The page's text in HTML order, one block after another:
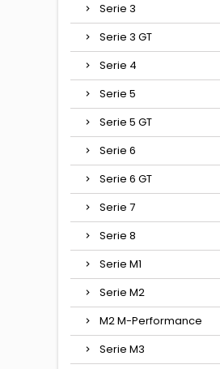
Serie 3
Serie 3 GT
Serie 4
Serie 5
Serie 5 GT
Serie 6
Serie 6 GT
Serie 7
Serie 8
Serie M1
Serie M2
M2 M-Performance
Serie M3